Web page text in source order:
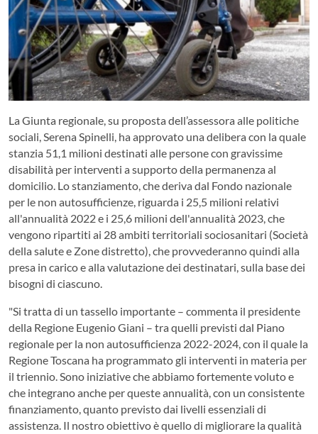
La Giunta regionale, su proposta dell’assessora alle politiche
sociali, Serena Spinelli, ha approvato una delibera con la quale
stanzia 51,1 milioni destinati alle persone con gravissime
disabilità per interventi a supporto della permanenza al
domicilio. Lo stanziamento, che deriva dal Fondo nazionale
per le non autosufficienze, riguarda i 25,5 milioni relativi
all'annualità 2022 e i 25,6 milioni dell'annualità 2023, che
vengono ripartiti ai 28 ambiti territoriali sociosanitari (Società
della salute e Zone distretto), che provvederanno quindi alla
presa in carico e alla valutazione dei destinatari, sulla base dei
bisogni di ciascuno.
"Si tratta di un tassello importante – commenta il presidente
della Regione Eugenio Giani – tra quelli previsti dal Piano
regionale per la non autosufficienza 2022-2024, con il quale la
Regione Toscana ha programmato gli interventi in materia per
il triennio. Sono iniziative che abbiamo fortemente voluto e
che integrano anche per queste annualità, con un consistente
finanziamento, quanto previsto dai livelli essenziali di
assistenza. Il nostro obiettivo è quello di migliorare la qualità